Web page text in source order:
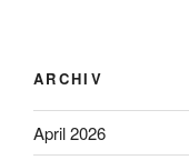
ARCHIV
April 2026